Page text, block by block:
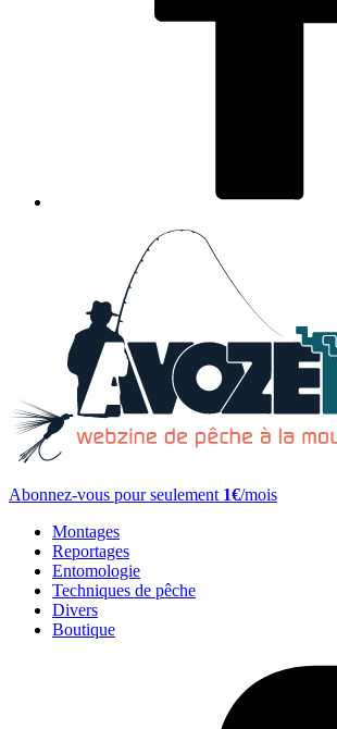
Abonnez-vous pour seulement 1€/mois
Montages
Reportages
Entomologie
Techniques de pêche
Divers
Boutique